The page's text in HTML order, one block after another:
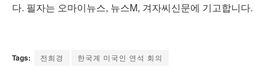
다. 필자는 오마이뉴스, 뉴스M, 겨자씨신문에 기고합니다.
Tags: 전희경 한국계 미국인 연석 회의